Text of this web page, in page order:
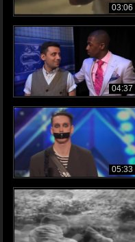
03:06
04:37
05:33